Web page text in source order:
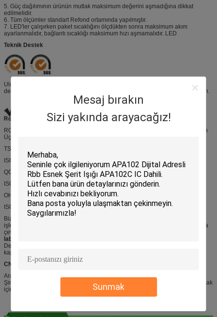
Mesaj bırakın
Sizi yakında arayacağız!
Sunmak
5. Güç dağılımının ürünün mutlak maksimum değerini aşmadığına dikkat
edilmelidir.
6. Tüm ölçümler standart Refond ortamında yapılmıştır.
7. LED'ler çalışırken paket sıcaklığını ölçdükten sonra maksimum akım
ayarlanmalıdır, bağlantı sıcaklığı maksimum hızı aşmamalıdır. LED
Teknik Destek
Uluslararası kıyaslama şirketlerini ve üçüncü taraf SGS sosyal sorumluluk
denetimini, EICC elektronik endüstrisi davranış kurallarına uygun olarak yapın.
ROHS, REACH, HF, IEC / EN 62471, LM-80 ve diğer uluslararası standartların
Üçüncü kişi test sonuçlarına uygun olarak.
TS16949
ISO9001
QC 080000
ISO 14001
OHSAS18001
ISO17025
Biz, gelişmeler için bir itici güç olarak bilimsel araştırma ve yenilik kullanır,
işletmelerin temel rekabet gücünü oluşturmak, her müşteri daha güvenli, daha
çevre dostu ürünler alabilir kararlıyız.
laboratuvar
Deney Merkezi, 2013 yılında kurulmuş olup, 600 metrekareden fazla bir alanı
kaplamaktadır
CNAS Sertifikası
Aralık 2015 CNAS sertifikası, ulusal laboratuar rehberinde yer almaktadır.
Şirketin teknolojik yeniliği ve ürün geliştirme için eksiksiz bir test aracı sağlamak
için ürün kalitesi yönetimi, güvenilir test verileri zenginleştirmek için.